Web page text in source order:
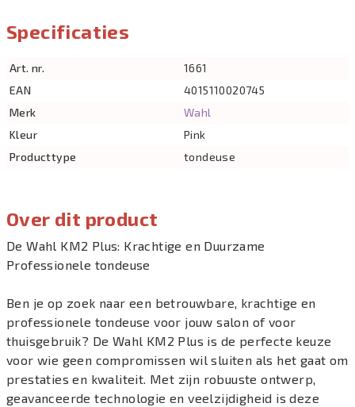
Over dit product
De Wahl KM2 Plus: Krachtige en Duurzame
Professionele tondeuse
Ben je op zoek naar een betrouwbare, krachtige en
professionele tondeuse voor jouw salon of voor
thuisgebruik? De Wahl KM2 Plus is de perfecte keuze
voor wie geen compromissen wil sluiten als het gaat om
prestaties en kwaliteit. Met zijn robuuste ontwerp,
geavanceerde technologie en veelzijdigheid is deze
Specificaties
Art. nr.
1661
EAN
4015110020745
Merk
Wahl
Kleur
Pink
Producttype
tondeuse